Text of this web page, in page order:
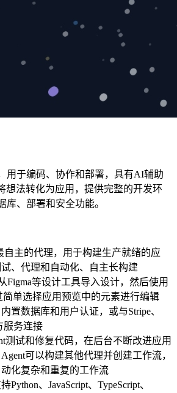
用于编码、协作和部署，具有AI辅助
想法转化为应用，提供完整的开发环
、部署和安全功能。
自主的代理，用于构建生产就绪的应
、代理和自动化、自主长构建
Figma等设计工具导入设计，然后使用
简单选择应用预览中的元素进行编辑
内置数据库和用户认证，或与Stripe、
服务连接
测试和修复代码，在后台不断改进应用
Agent可以构建其他代理并创建工作流，
化复杂和重复的工作流
Python、JavaScript、TypeScript、